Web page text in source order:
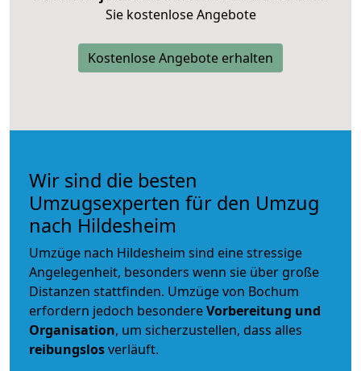
Sie kostenlose Angebote
Kostenlose Angebote erhalten
Wir sind die besten
Umzugsexperten für den Umzug
nach Hildesheim
Umzüge nach Hildesheim sind eine stressige
Angelegenheit, besonders wenn sie über große
Distanzen stattfinden. Umzüge von Bochum
erfordern jedoch besondereVorbereitung und
Organisation, um sicherzustellen, dass alles
reibungslosverläuft.